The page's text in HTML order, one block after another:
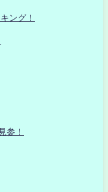
ング！
参！